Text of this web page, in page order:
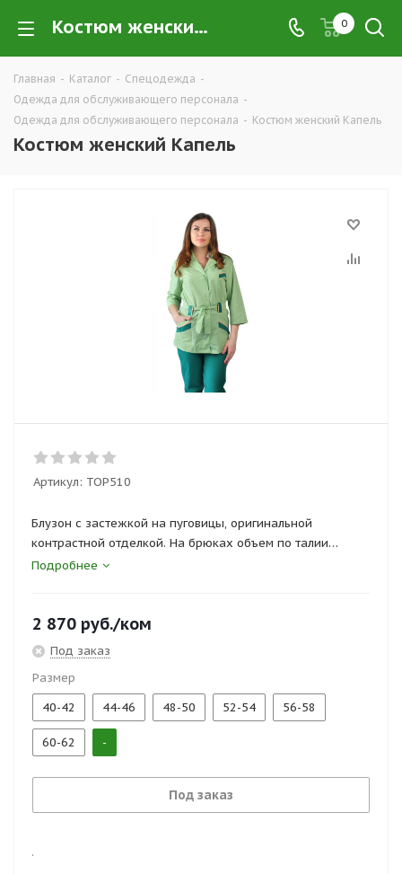
Костюм женский Капель купить в Екатеринбурге по низким ценам оптом — интернет-магазин рабочей одежды для обслуживающего персонала в розницу компании ТД УРАЛСИЗ 0
Главная - Каталог - Спецодежда -
Одежда для обслуживающего персонала -
Одежда для обслуживающего персонала - Костюм женский Капель
Костюм женский Капель
Артикул: ТОР510
Блузон с застежкой на пуговицы, оригинальной
контрастной отделкой. На брюках объем по талии
регулируется эластичной лентой.
ТР ТС 019/2011, ГОСТ 25294-2003
Подробнее
2 870 руб./ком
Под заказ
Размер
40-42
44-46 48-50 52-54 56-58
60-62 -
Под заказ
.